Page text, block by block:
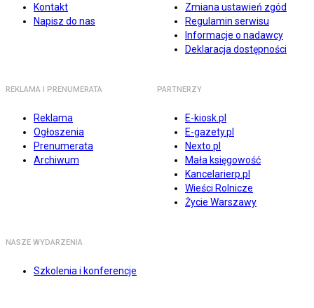
Kontakt
Napisz do nas
Zmiana ustawień zgód
Regulamin serwisu
Informacje o nadawcy
Deklaracja dostępności
REKLAMA I PRENUMERATA
Reklama
Ogłoszenia
Prenumerata
Archiwum
PARTNERZY
E-kiosk.pl
E-gazety.pl
Nexto.pl
Mała księgowość
Kancelarierp.pl
Wieści Rolnicze
Życie Warszawy
NASZE WYDARZENIA
Szkolenia i konferencje